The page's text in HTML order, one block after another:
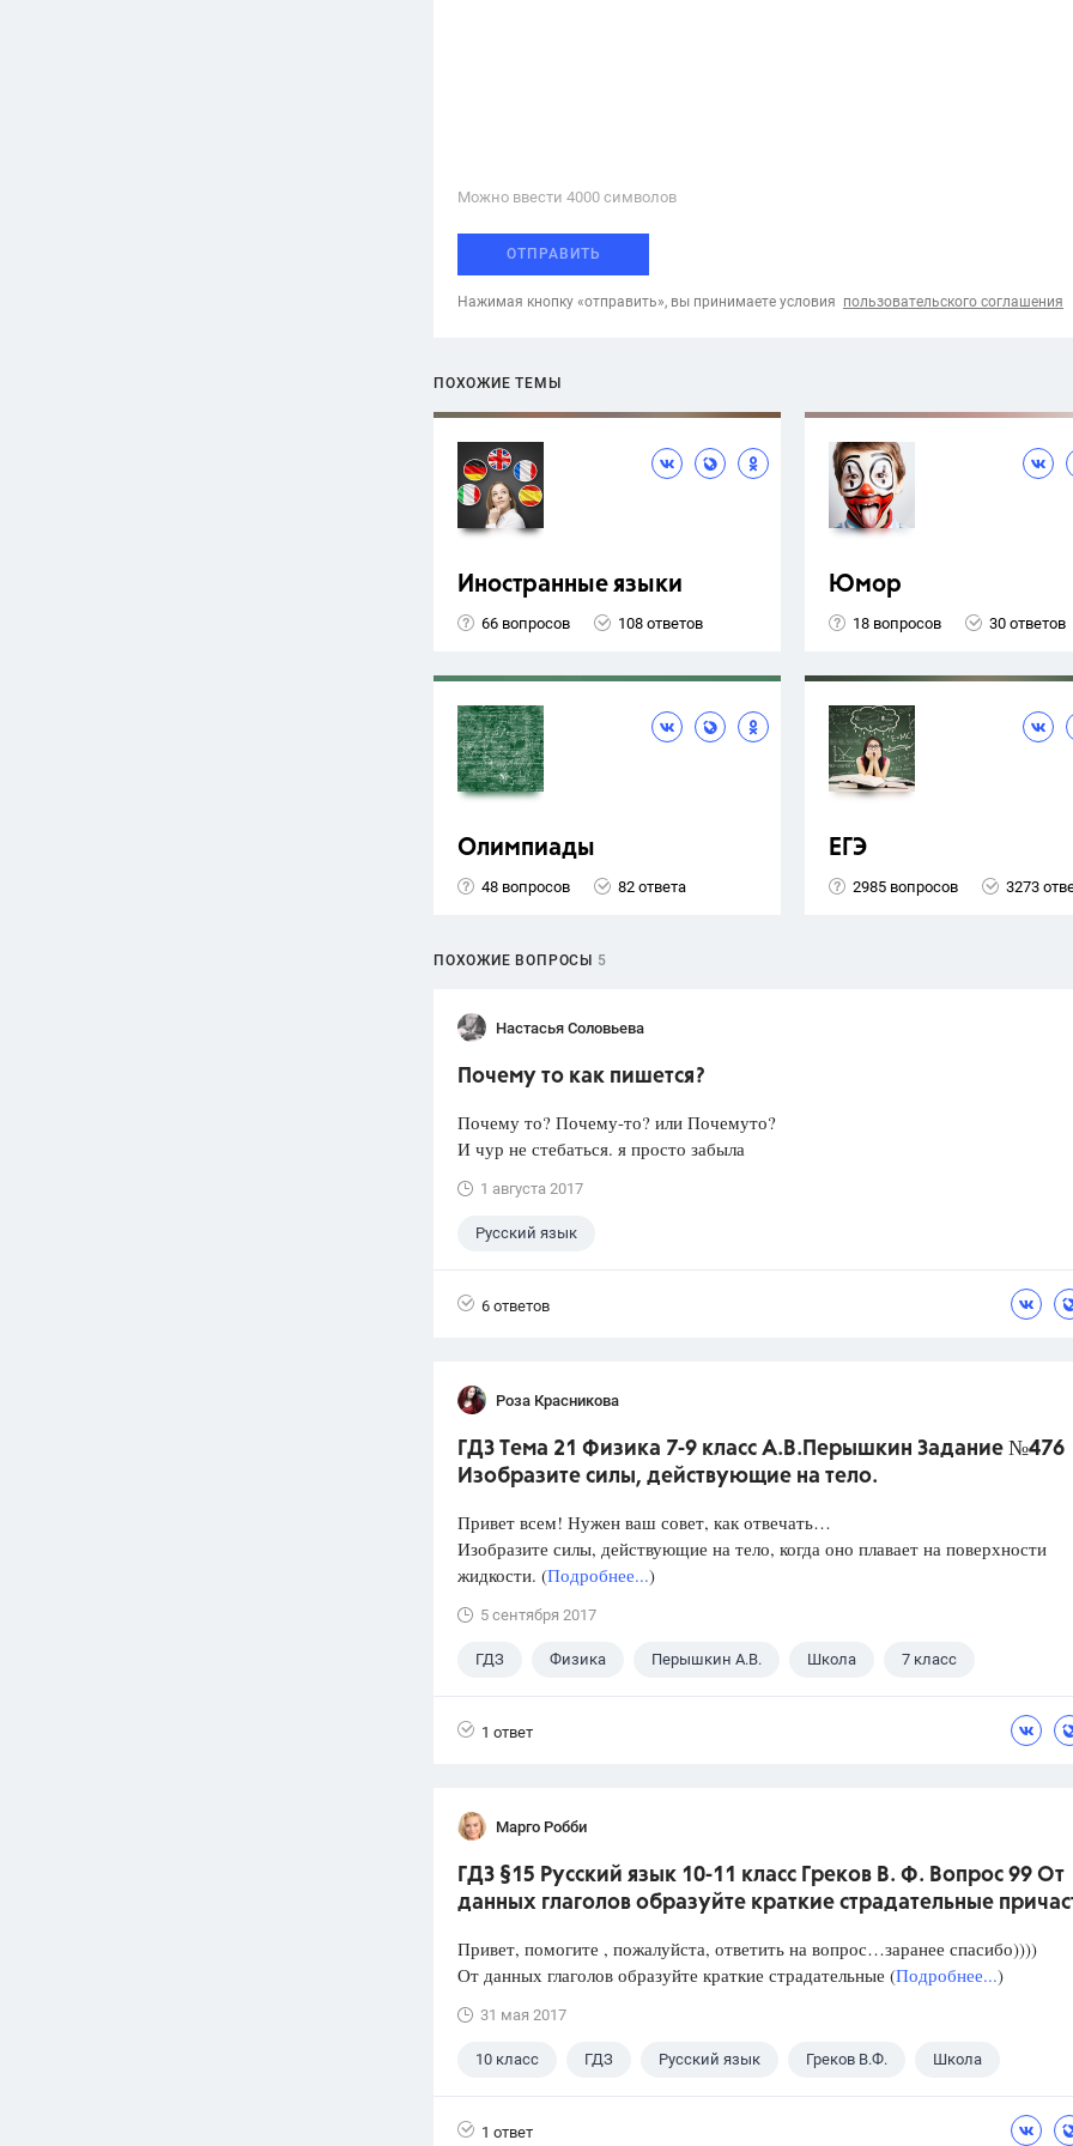
Можно ввести 4000 cимволов
ОТПРАВИТЬ
Нажимая кнопку «отправить», вы принимаете условия пользовательского соглашения
ПОХОЖИЕ ТЕМЫ
Иностранные языки
66 вопросов 108 ответов
Юмор
18 вопросов 30 ответов
Олимпиады
48 вопросов 82 ответа
ЕГЭ
2985 вопросов 3273
ПОХОЖИЕ ВОПРОСЫ 5
Настасья Соловьева
Почему то как пишется?
Почему то? Почему-то? или Почемуто?
И чур не стебаться. я просто забыла
1 августа 2017
Русский язык
6 ответов
Роза Красникова
ГДЗ Тема 21 Физика 7-9 класс А.В.Перышкин Задание №476
Изобразите силы, действующие на тело.
Привет всем! Нужен ваш совет, как отвечать…
Изобразите силы, действующие на тело, когда оно плавает на поверхности
жидкости. (Подробнее...)
5 сентября 2017
ГДЗ Физика Перышкин А.В. Школа 7 класс
1 ответ
Марго Робби
ГДЗ §15 Русский язык 10-11 класс Греков В. Ф. Вопрос 99 От
данных глаголов образуйте краткие страдательные
Привет, помогите , пожалуйста, ответить на вопрос…заранее спасибо))))
От данных глаголов образуйте краткие страдательные (Подробнее...)
31 мая 2017
10 класс ГДЗ Русский язык Греков В.Ф. Школа
1 ответ